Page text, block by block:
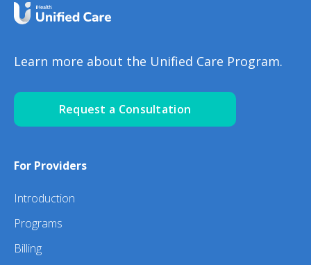
Learn more about the Unified Care Program.
Request a Consultation
For Providers
Introduction
Programs
Billing